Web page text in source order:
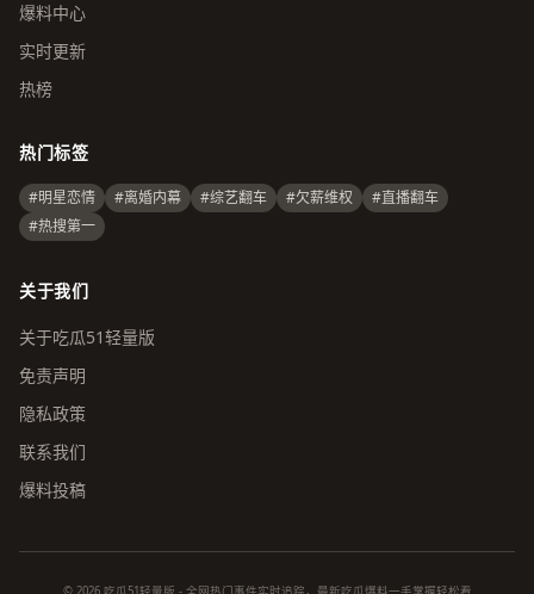
爆料中心
实时更新
热榜
热门标签
#明星恋情 #离婚内幕 #综艺翻车 #欠薪维权
#直播翻车
#热搜第一
关于我们
关于吃瓜51轻量版
免责声明
隐私政策
联系我们
爆料投稿